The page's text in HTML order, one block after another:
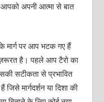
अपनी आत्‍मा से बात
मार्ग पर आप भटक गए हैं
है। पहले आप टैरो का
सटीकता से प्रभावित
मार्गदर्शन या दिशा की